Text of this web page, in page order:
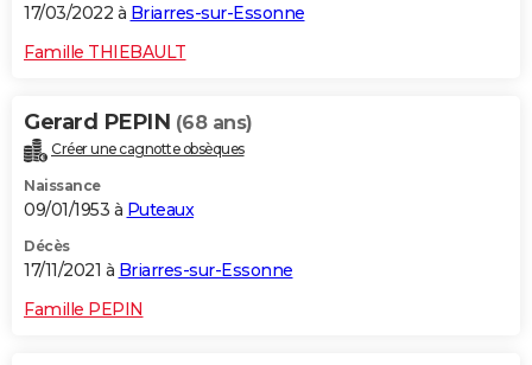
17/03/2022 à Briarres-sur-Essonne
Famille THIEBAULT
Gerard PEPIN (68 ans)
Créer une cagnotte obsèques
Naissance
09/01/1953 à Puteaux
Décès
17/11/2021 à Briarres-sur-Essonne
Famille PEPIN